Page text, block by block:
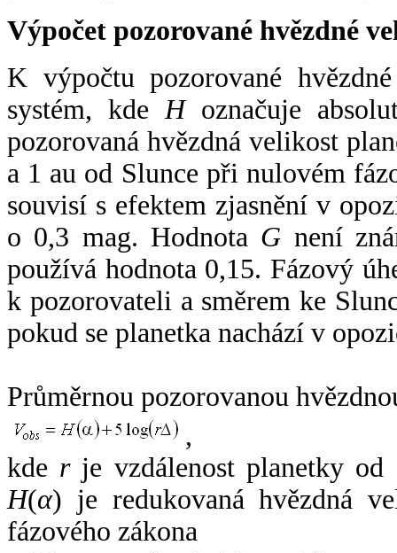
Výpočet pozorované hvězdné
K výpočtu pozorované
systém, kde Hoznačuje
pozorovaná hvězdná velikost
a 1 au od Slunce při nulovém
souvisí s efektem zjasnění v
o 0,3 mag. Hodnota G není
používá hodnota 0,15. Fázový
k pozorovateli a směrem ke
pokud se planetka nachází v
Průměrnou pozorovanou
,
kde rje vzdálenost planetky od
H(α) je redukovaná hvězdná
fázového zákona